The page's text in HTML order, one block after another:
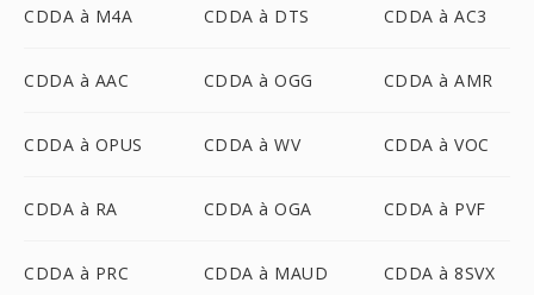
CDDA à M4A CDDA à DTS CDDA à AC3
CDDA à AAC CDDA à OGG CDDA à AMR
CDDA à OPUS CDDA à WV CDDA à VOC
CDDA à RA CDDA à OGA CDDA à PVF
CDDA à PRC CDDA à MAUD CDDA à 8SVX